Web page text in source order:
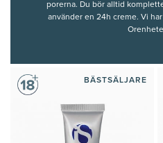
porerna. Du bör alltid
använder en 24h creme. Vi
BÄSTSÄLJARE